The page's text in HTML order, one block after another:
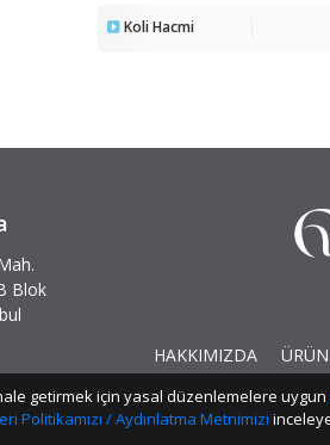
Koli Hacmi
Blok
HAKKIMIZDA
getirmek için yasal düzenlemelere uygun
Politikamızı / Aydınlatma Metnimizi